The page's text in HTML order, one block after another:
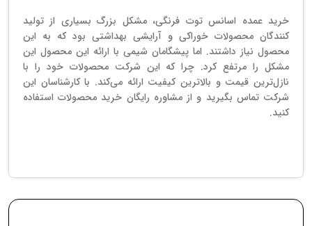
خرید عمده اسانس توت فرنگی، مشکل بزرگ بسیاری از تولید
کنندگان محصولات خوراکی و آرایشی بهداشتی بود که به این
محصول نیاز داشتند. اما پیشگامان شیمی با ارائه این محصول این
مشکل را مرتفع کرد. چرا که این شرکت محصولات خود را با
نازل‌ترین قیمت و بالاترین کیفیت ارائه می‌کند. با کارشناسان این
شرکت تماس بگیرید و از مشاوره رایگان خرید محصولات استفاده
کنید.